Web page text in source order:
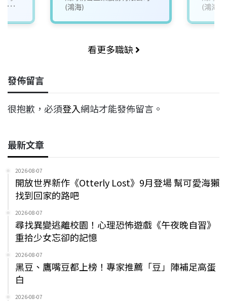
豐
(鴻海)
(鴻海)
看更多職缺
發佈留言
很抱歉，必須登入網站才能發佈留言。
最新文章
2026-08-07
開放世界新作《Otterly Lost》9月登場 幫可愛海獺
找到回家的路吧
2026-08-07
尋找異變逃離校園！心理恐怖遊戲《午夜晚自習》
重拾少女忘卻的記憶
2026-08-07
黑豆、鷹嘴豆都上榜！專家推薦「豆」陣補足高蛋
白
2026-08-07